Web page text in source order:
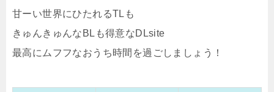
甘ーい世界にひたれるTLも
きゅんきゅんなBLも得意なDLsite
最高にムフフなおうち時間を過ごしましょう！